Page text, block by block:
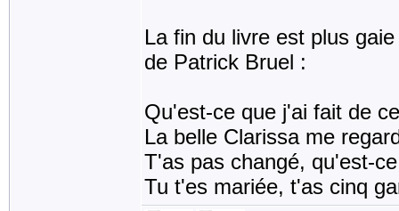
La fin du livre est plus
de Patrick Bruel :
Qu'est-ce que j'ai fait de
La belle Clarissa me
T'as pas changé, qu'est-
Tu t'es mariée, t'as cinq